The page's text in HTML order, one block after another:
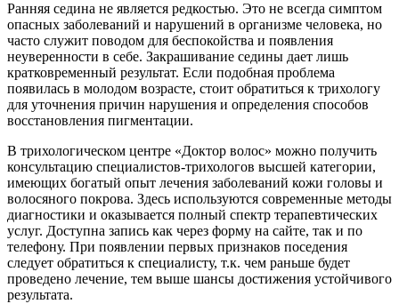
Ранняя седина не является редкостью. Это не всегда симптом
опасных заболеваний и нарушений в организме человека, но
часто служит поводом для беспокойства и появления
неуверенности в себе. Закрашивание седины дает лишь
кратковременный результат. Если подобная проблема
появилась в молодом возрасте, стоит обратиться к трихологу
для уточнения причин нарушения и определения способов
восстановления пигментации.
В трихологическом центре «Доктор волос» можно получить
консультацию специалистов-трихологов высшей категории,
имеющих богатый опыт лечения заболеваний кожи головы и
волосяного покрова. Здесь используются современные методы
диагностики и оказывается полный спектр терапевтических
услуг. Доступна запись как через форму на сайте, так и по
телефону. При появлении первых признаков поседения
следует обратиться к специалисту, т.к. чем раньше будет
проведено лечение, тем выше шансы достижения устойчивого
результата.